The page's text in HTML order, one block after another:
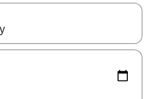
の矢印キーを使って移動するか